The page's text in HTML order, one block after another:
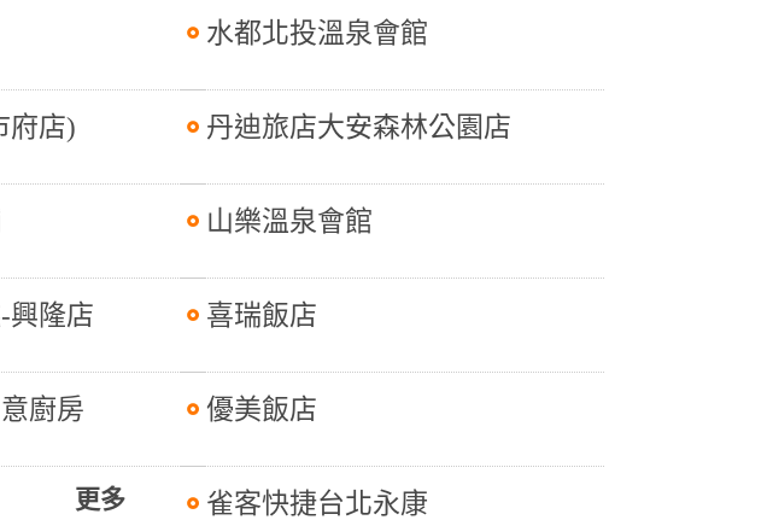
府店)
興隆店
廚房
更多
水都北投溫泉會館
丹迪旅店大安森林公園店
山樂溫泉會館
喜瑞飯店
優美飯店
雀客快捷台北永康